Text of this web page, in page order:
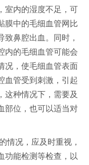
室内的湿度不足，可
膜中的毛细血管网比
鼻腔出血。同时，
内的毛细血管可能会
况，使毛细血管表面
血管受到刺激，引起
这种情况下，需要及
部位，也可以适当对
情况，应及时重视，
功能检测等检查，以